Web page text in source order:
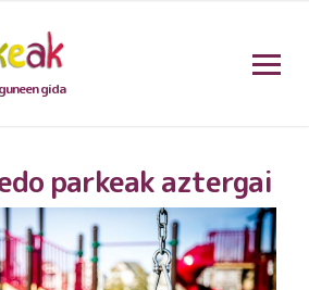
gida
parkeak aztergai